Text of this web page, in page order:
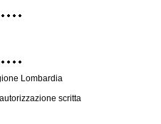
Lombardia
scritta